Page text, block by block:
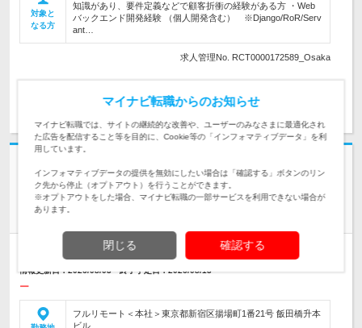
対象と
なる方
知識があり、要件定義などで顧客折衝の経験がある方 ・Web
バックエンド開発経験 （個人開発含む） ※Django/RoR/Serv
ant…
求人管理No. RCT0000172589_Osaka
求人詳細を見る
株式会社G-gen
【クラウドエンジニア】Google Workspaceエンジニア／クラ
ウド技術／国内フルリモート可
学歴不問
情報更新日：2026/08/03 終了予定日：2026/08/13
ー
フルリモート＜本社＞東京都新宿区揚場町1番21号 飯田橋升本
ビル…
マイナビ転職からのお知らせ
マイナビ転職では、サイトの継続的な改善や、ユーザーのみなさまに最適化され
た広告を配信すること等を目的に、Cookie等の「インフォマティブデータ」を利
用しています。
インフォマティブデータの提供を無効にしたい場合は「確認する」ボタンのリン
ク先から停止（オプトアウト）を行うことができます。
※オプトアウトをした場合、マイナビ転職の一部サービスを利用できない場合が
あります。
閉じる 確認する